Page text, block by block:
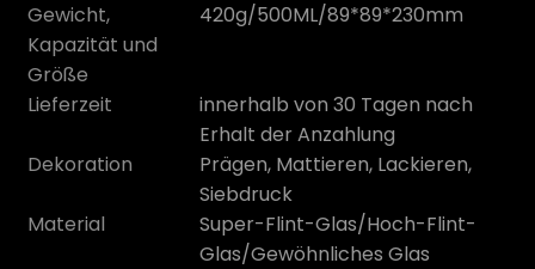
Gewicht,
Kapazität und
Größe
420g/500ML/89*89*230mm
Lieferzeit
innerhalb von 30 Tagen nach
Erhalt der Anzahlung
Dekoration
Prägen, Mattieren, Lackieren,
Siebdruck
Material
Super-Flint-Glas/Hoch-Flint-
Glas/Gewöhnliches Glas